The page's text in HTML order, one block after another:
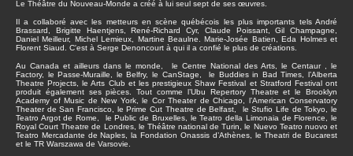
Le Théâtre du Nouveau-Monde a créé à lui seul sept de ses œuvres.
Il a collaboré avec les metteurs en scène québécois les plus importants tels André
Brassard, Brigitte Haentjens, René-Richard Cyr, Claude Poissant, Gil Champagne,
Daniel Meilleur, Michel Lemieux, Martine Beaulne. Marie-Josée Batien, Eda Holmes et
Florent Siaud. C'est à Serge Denoncourt à qui il a confié le plus de créations.
Au Canada et ailleurs dans le monde, le Centre National des Arts, le Centaur , le
Factory, le Passe-Muraille, le Belfry, le CanStage, le Buddies in Bad Times, l’Alberta
Theatre Projects, le Arts Club et les prestigieux Shaw Festival et Stratford Festival ont
produit également ses pièces. Tout comme l’Ubu Repertory Theatre et le Brooklyn
Academy of Music de New York, le Cor Theater de Chicago, l’American Conservatory
Theater de San Francisco, le Prime Cut Theatre de Belfast, le Stufio Life de Tokyo, le
Teatro Argot de Rome, le Public de Bruxelles, le Teatro della Limonaia de Florence, le
Royal Court Theatre de Londres, le Théâtre national de Turin, le Nuevo Teatro nuovo et
Teatro Mercadante de Naples, la Fondation Onassis d’Athènes, le Theatri de Bucarest
et le TR Warszawa de Varsovie.